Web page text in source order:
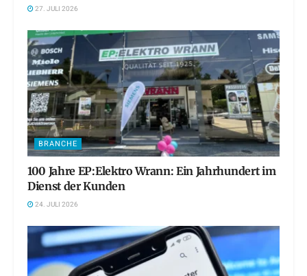
27. JULI 2026
BRANCHE
100 Jahre EP:Elektro Wrann: Ein Jahrhundert im
Dienst der Kunden
24. JULI 2026